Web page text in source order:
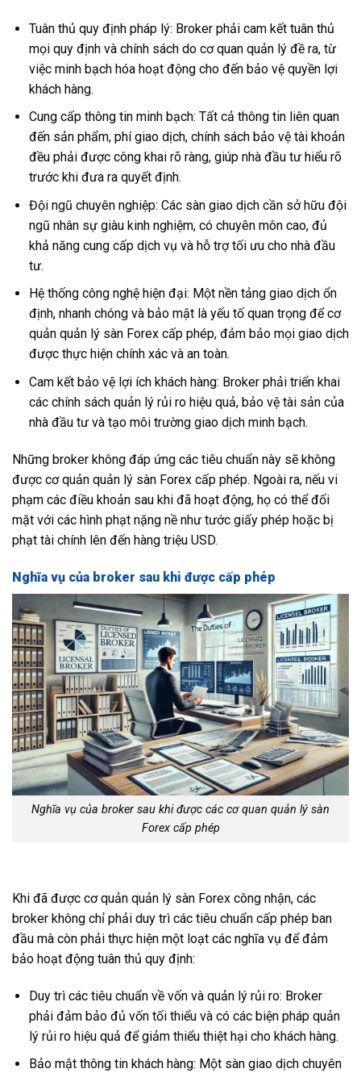
Tuân thủ quy định pháp lý: Broker phải cam kết tuân thủ
mọi quy định và chính sách do cơ quan quản lý đề ra, từ
việc minh bạch hóa hoạt động cho đến bảo vệ quyền lợi
khách hàng.
Cung cấp thông tin minh bạch: Tất cả thông tin liên quan
đến sản phẩm, phí giao dịch, chính sách bảo vệ tài khoản
đều phải được công khai rõ ràng, giúp nhà đầu tư hiểu rõ
trước khi đưa ra quyết định.
Đội ngũ chuyên nghiệp: Các sàn giao dịch cần sở hữu đội
ngũ nhân sự giàu kinh nghiệm, có chuyên môn cao, đủ
khả năng cung cấp dịch vụ và hỗ trợ tối ưu cho nhà đầu
tư.
Hệ thống công nghệ hiện đại: Một nền tảng giao dịch ổn
định, nhanh chóng và bảo mật là yếu tố quan trọng để cơ
quản quản lý sàn Forex cấp phép, đảm bảo mọi giao dịch
được thực hiện chính xác và an toàn.
Cam kết bảo vệ lợi ích khách hàng: Broker phải triển khai
các chính sách quản lý rủi ro hiệu quả, bảo vệ tài sản của
nhà đầu tư và tạo môi trường giao dịch minh bạch.
Những broker không đáp ứng các tiêu chuẩn này sẽ không
được cơ quản quản lý sàn Forex cấp phép. Ngoài ra, nếu vi
phạm các điều khoản sau khi đã hoạt động, họ có thể đối
mặt với các hình phạt nặng nề như tước giấy phép hoặc bị
phạt tài chính lên đến hàng triệu USD.
Nghĩa vụ của broker sau khi được cấp phép
Nghĩa vụ của broker sau khi được các cơ quan quản lý sàn
Forex cấp phép
Khi đã được cơ quản quản lý sàn Forex công nhận, các
broker không chỉ phải duy trì các tiêu chuẩn cấp phép ban
đầu mà còn phải thực hiện một loạt các nghĩa vụ để đảm
bảo hoạt động tuân thủ quy định:
Duy trì các tiêu chuẩn về vốn và quản lý rủi ro: Broker
phải đảm bảo đủ vốn tối thiểu và có các biện pháp quản
lý rủi ro hiệu quả để giảm thiểu thiệt hại cho khách hàng.
Bảo mật thông tin khách hàng: Một sàn giao dịch chuyên